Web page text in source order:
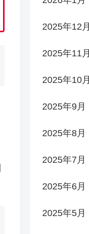
2025年12月
2025年11月
2025年10月
2025年9月
2025年8月
2025年7月
2025年6月
2025年5月